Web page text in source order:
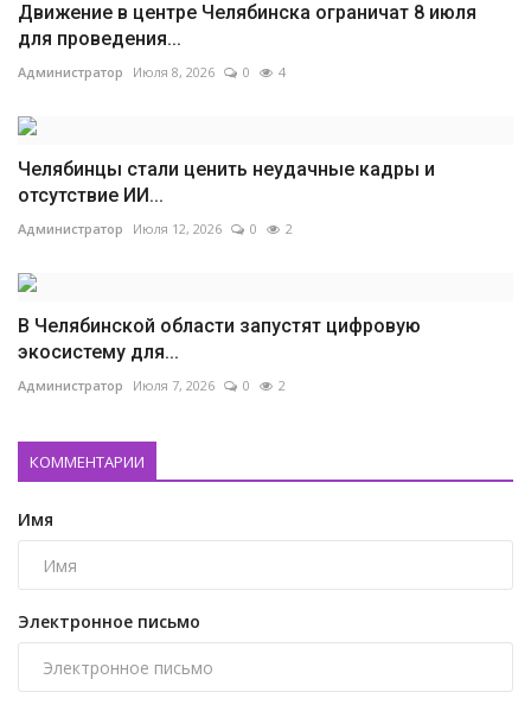
Движение в центре Челябинска ограничат 8 июля
для проведения...
Администратор Июля 8, 2026 0 4
Челябинцы стали ценить неудачные кадры и
отсутствие ИИ...
Администратор Июля 12, 2026 0 2
В Челябинской области запустят цифровую
экосистему для...
Администратор Июля 7, 2026 0 2
КОММЕНТАРИИ
Имя
Электронное письмо